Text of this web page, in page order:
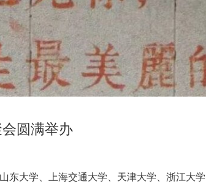
圆满举办
东大学、上海交通大学、天津大学、浙江大学